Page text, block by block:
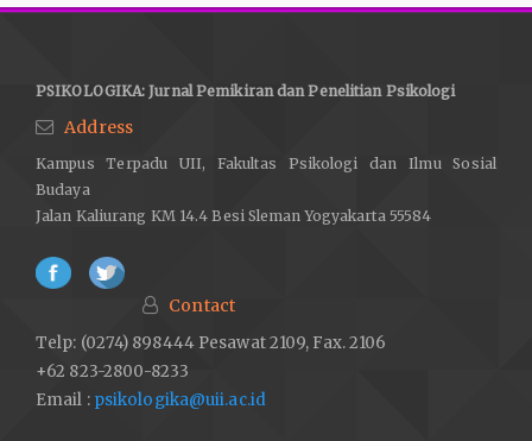
PSIKOLOGIKA: Jurnal Pemikiran dan Penelitian Psikologi
Address
Kampus Terpadu UII, Fakultas Psikologi dan Ilmu Sosial
Budaya
Jalan Kaliurang KM 14.4 Besi Sleman Yogyakarta 55584
Contact
Telp: (0274) 898444 Pesawat 2109, Fax. 2106
+62 823-2800-8233
Email : psikologika@uii.ac.id